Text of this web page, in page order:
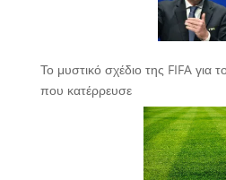
Το μυστικό σχέδιο της FIFA για
που κατέρρευσε